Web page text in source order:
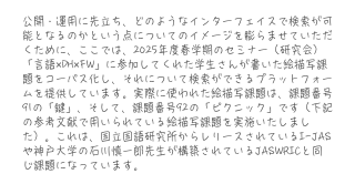
​公開・運用に先立ち、どのようなインターフェイスで検索が可
能となるのかという点についてのイメージを膨らませていただ
くために、
ここでは、2025年度春学期のセミナー（研究会）
「言語×DH×FW」に参加してくれた学生さんが書いた絵描写課
題をコーパス化し、それについて検索ができるプラットフォー
ムを提供しています。実際に使われた絵描写課題は、課題番号
91の「鍵」、そして、課題番号92の「ピクニック」です（下記
の参考文献で用いられている絵描写課題を実施いたしまし
た）。これは、国立国語研究所からレリースされているI-JAS
や神戸大学の石川慎一郎先生が構築されているJASWRICと同
じ課題になっています。